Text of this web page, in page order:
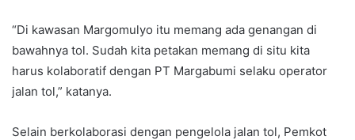
“Di kawasan Margomulyo itu memang ada genangan di
bawahnya tol. Sudah kita petakan memang di situ kita
harus kolaboratif dengan PT Margabumi selaku operator
jalan tol,” katanya.
Selain berkolaborasi dengan pengelola jalan tol, Pemkot